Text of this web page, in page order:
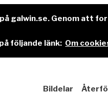
galwin.se. Genom att
följande länk: Om
Bildelar